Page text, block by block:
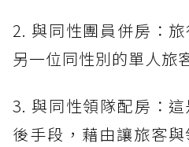
2. 與同性團員併房：
另一位同性別的單人旅
3. 與同性領隊配房：
後手段，藉由讓旅客